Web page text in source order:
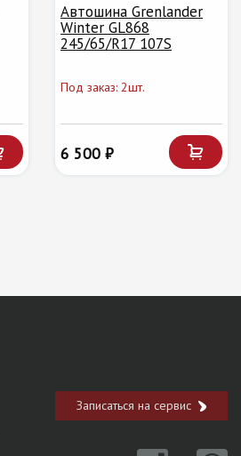
Автошина Grenlander
Winter GL868
245/65/R17 107S
Под заказ: 2шт.
6 500 ₽
Записаться на сервис